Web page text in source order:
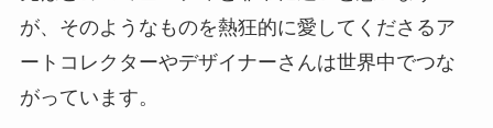
が、そのようなものを熱狂的に愛してくださるア
ートコレクターやデザイナーさんは世界中でつな
がっています。